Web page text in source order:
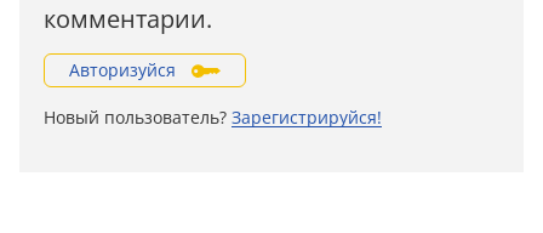
комментарии.
Авторизуйся
Новый пользователь? Зарегистрируйся!